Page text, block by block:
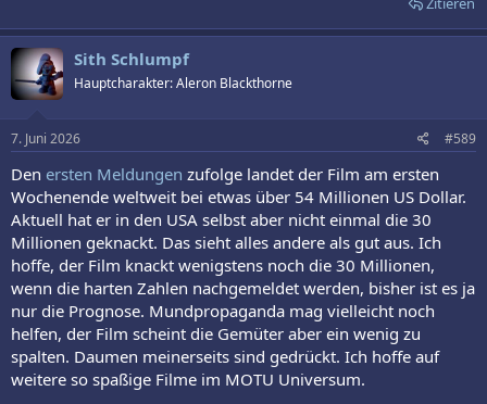
Sith Schlumpf
Hauptcharakter: Aleron Blackthorne
7. Juni 2026 #589
Den ersten Meldungen zufolge landet der Film am ersten
Wochenende weltweit bei etwas über 54 Millionen US Dollar.
Aktuell hat er in den USA selbst aber nicht einmal die 30
Millionen geknackt. Das sieht alles andere als gut aus. Ich
hoffe, der Film knackt wenigstens noch die 30 Millionen,
wenn die harten Zahlen nachgemeldet werden, bisher ist es ja
nur die Prognose. Mundpropaganda mag vielleicht noch
helfen, der Film scheint die Gemüter aber ein wenig zu
spalten. Daumen meinerseits sind gedrückt. Ich hoffe auf
weitere so spaßige Filme im MOTU Universum.